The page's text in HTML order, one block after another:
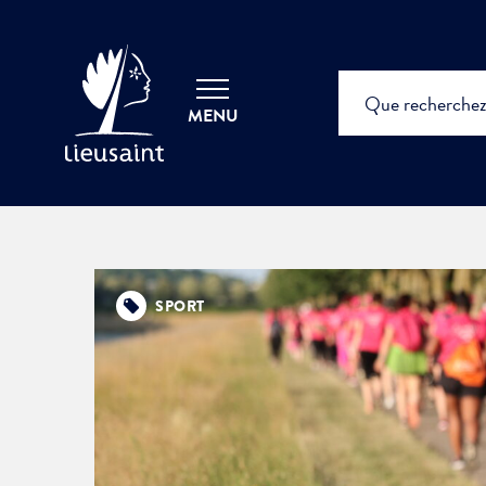
MENU
SPORT